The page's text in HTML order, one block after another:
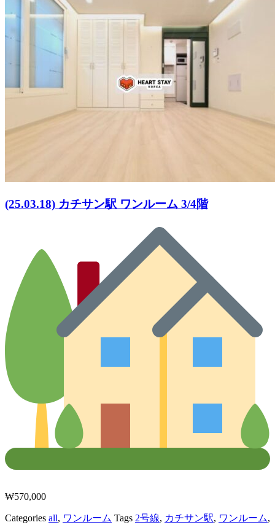
(25.03.18) カチサン駅 ワンルーム 3/4階
₩570,000
Categories all, ワンルーム Tags 2号線, カチサン駅, ワンルーム,